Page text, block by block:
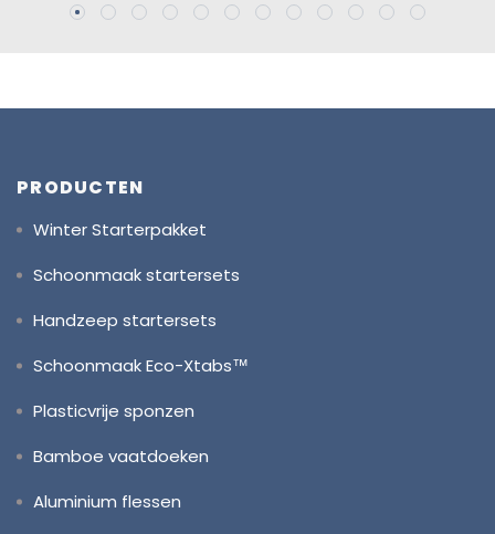
PRODUCTEN
Winter Starterpakket
Schoonmaak startersets
Handzeep startersets
Schoonmaak Eco-Xtabs™
Plasticvrije sponzen
Bamboe vaatdoeken
Aluminium flessen